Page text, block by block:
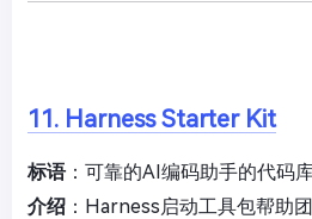
11. Harness Starter Kit
标语：可靠的AI编码助手的代码
介绍 ：Harness启动工具包帮助